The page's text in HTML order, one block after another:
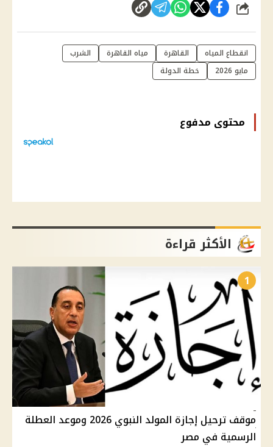
شارك
انقطاع المياه القاهرة مياه القاهرة
الشرب
مايو 2026
خطة الدولة
محتوى مدفوع
الأكثر قراءة
1
موقف ترحيل إجازة المولد النبوي 2026 وموعد العطلة
الرسمية في مصر